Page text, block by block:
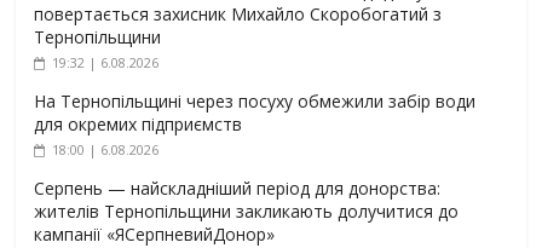
повертається захисник Михайло Скоробогатий з
Тернопільщини
19:32 | 6.08.2026
На Тернопільщині через посуху обмежили забір води
для окремих підприємств
18:00 | 6.08.2026
Серпень — найскладніший період для донорства:
жителів Тернопільщини закликають долучитися до
кампанії «ЯСерпневийДонор»